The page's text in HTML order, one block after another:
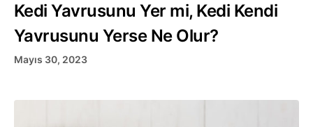
Kedi Yavrusunu Yer mi, Kedi Kendi
Yavrusunu Yerse Ne Olur?
Mayıs 30, 2023